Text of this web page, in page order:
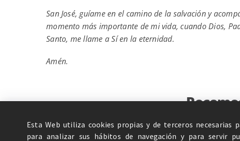
San José, guíame en el camino de la salvación y
momento más importante de mi vida, cuando Dios,
Santo, me llame a Sí en la eternidad.
Amén.
Esta Web utiliza cookies propias y de terceros necesarias
para analizar sus hábitos de navegación y para servir